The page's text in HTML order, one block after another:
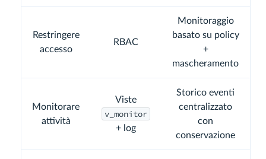
Restringere
accesso
RBAC
Monitoraggio
basato su policy
+
mascheramento
Monitorare
attività
Viste
v_monitor
+ log
Storico eventi
centralizzato
con
conservazione